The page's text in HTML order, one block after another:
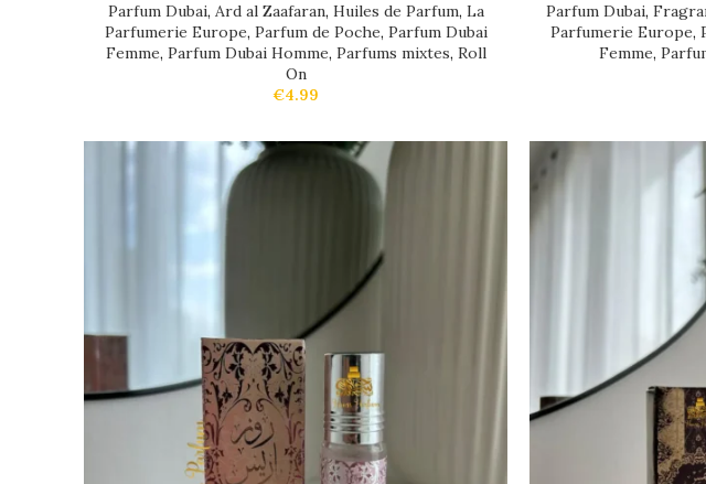
Parfum Dubai, Ard al Zaafaran, Huiles de Parfum, La
Parfumerie Europe, Parfum de Poche, Parfum Dubai
Femme, Parfum Dubai Homme, Parfums mixtes, Roll
On
€4.99
Parfum Dubai,
Parfumerie Europe,
Femme,